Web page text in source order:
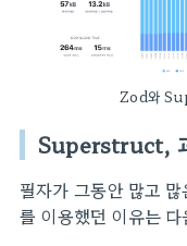
Zod와
Superstruct,
필자가 그동안 많고
를 이용했던 이유는